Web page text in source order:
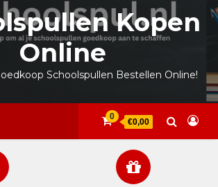
Kopen
Online
Schoolspullen Bestellen Online!
0
€0,00